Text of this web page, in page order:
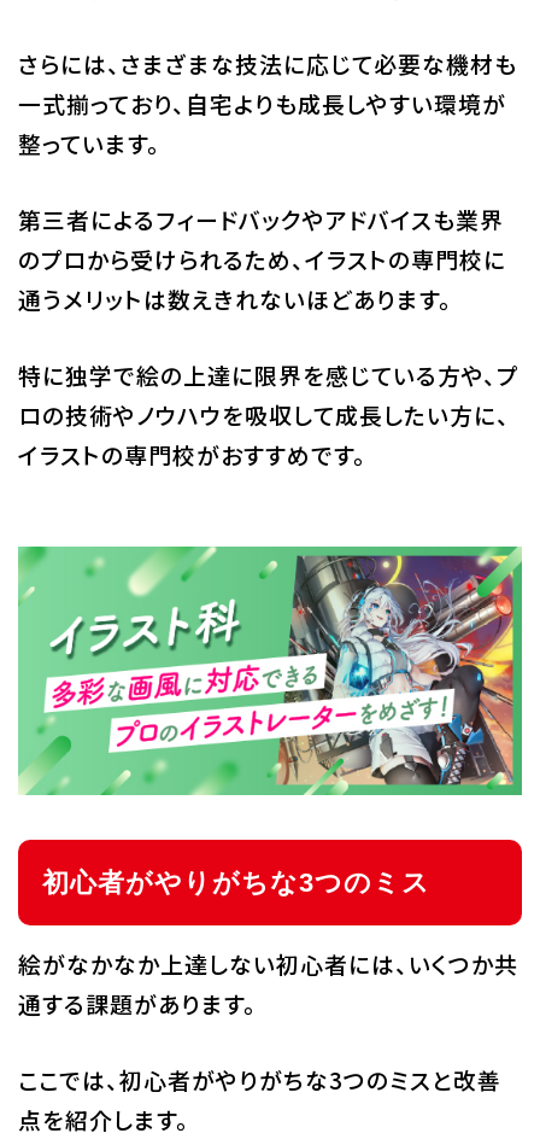
さらには、さまざまな技法に応じて必要な機材も
一式揃っており、自宅よりも成長しやすい環境が
整っています。
第三者によるフィードバックやアドバイスも業界
のプロから受けられるため、イラストの専門校に
通うメリットは数えきれないほどあります。
特に独学で絵の上達に限界を感じている方や、プ
ロの技術やノウハウを吸収して成長したい方に、
イラストの専門校がおすすめです。
初心者がやりがちな3つのミス
絵がなかなか上達しない初心者には、いくつか共
通する課題があります。
ここでは、初心者がやりがちな3つのミスと改善
点を紹介します。